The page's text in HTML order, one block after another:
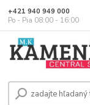
+421 940 949 000
Po - Pia 08:00 - 16:00